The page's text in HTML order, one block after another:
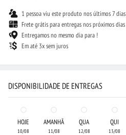
1 pessoa viu este produto nos últimos 7 dias
Frete grátis para entregas nos próximos dias
Entregamos no mesmo dia para !
Em até 3x sem juros
DISPONIBILIDADE DE ENTREGAS
HOJE
10/08
AMANHÃ
11/08
QUA
12/08
QUI
13/08